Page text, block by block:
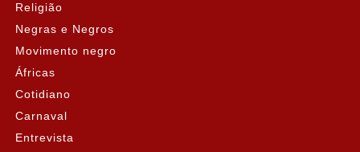
Religião
Negras e Negros
Movimento negro
Áfricas
Cotidiano
Carnaval
Entrevista